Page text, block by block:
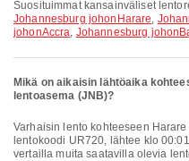
Suosituimmat kansainväliset
Johannesburg johonHarare,
johonAccra, Johannesburg
Mikä on aikaisin lähtöaika
lentoasema (JNB)?
Varhaisin lento kohteeseen Harare lentoyhtiöllä Uganda Airlines,
lentokoodi UR720, lähtee klo
vertailla muita saatavilla olevia